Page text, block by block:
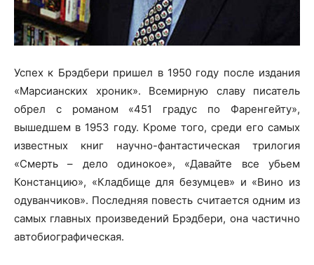
Успех к Брэдбери пришел в 1950 году после издания
«Марсианских хроник». Всемирную славу писатель
обрел с романом «451 градус по Фаренгейту»,
вышедшем в 1953 году. Кроме того, среди его самых
известных книг научно-фантастическая трилогия
«Смерть – дело одинокое», «Давайте все убьем
Констанцию», «Кладбище для безумцев» и «Вино из
одуванчиков». Последняя повесть считается одним из
самых главных произведений Брэдбери, она частично
автобиографическая.